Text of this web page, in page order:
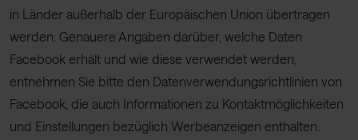
in Länder außerhalb der Europäischen Union übertragen
werden. Genauere Angaben darüber, welche Daten
Facebook erhält und wie diese verwendet werden,
entnehmen Sie bitte den Datenverwendungsrichtlinien von
Facebook, die auch Informationen zu Kontaktmöglichkeiten
und Einstellungen bezüglich Werbeanzeigen enthalten.